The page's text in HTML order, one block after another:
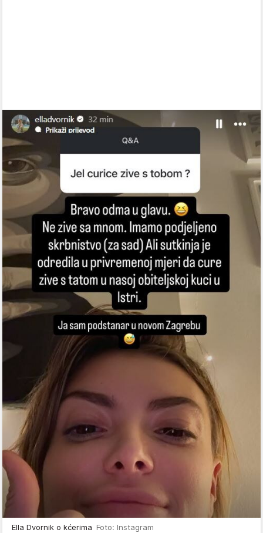
Ella Dvornik o kćerima Foto: Instagram